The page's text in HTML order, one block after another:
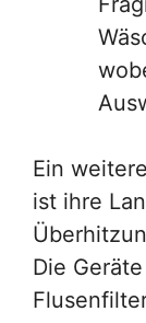
Ein
ist ihre
Die